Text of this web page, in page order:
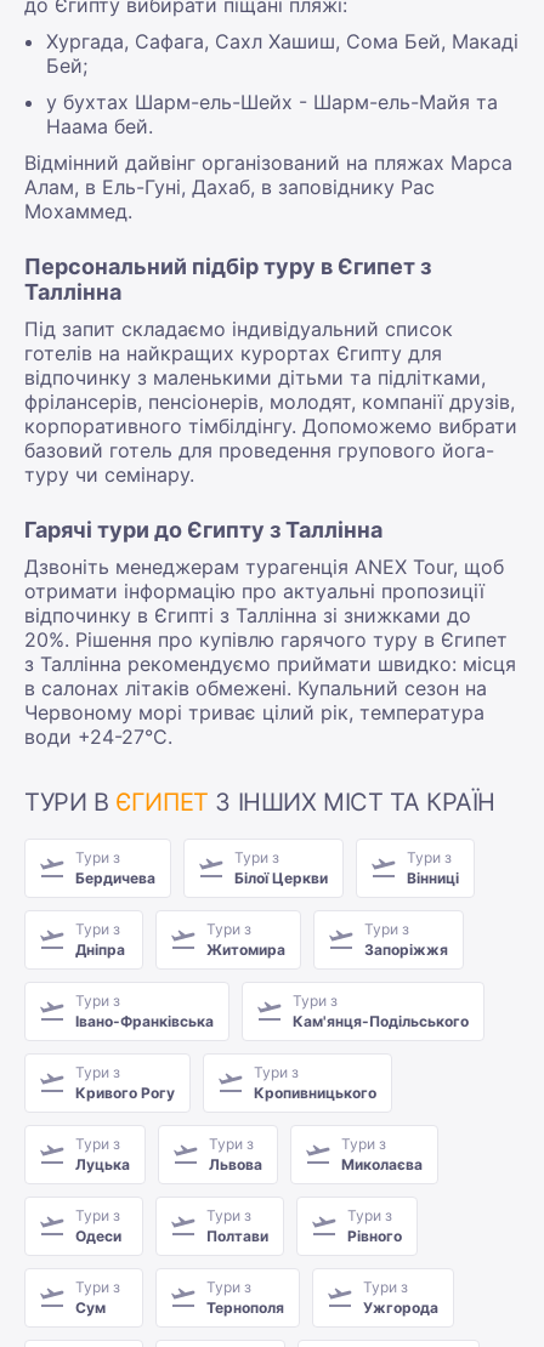
Хургада, Сафага, Сахл Хашиш, Сома Бей, Макаді
Бей;
у бухтах Шарм-ель-Шейх - Шарм-ель-Майя та
Наама бей.
Відмінний дайвінг організований на пляжах Марса
Алам, в Ель-Гуні, Дахаб, в заповіднику Рас
Мохаммед.
Персональний підбір туру в Єгипет з
Таллінна
Під запит складаємо індивідуальний список
готелів на найкращих курортах Єгипту для
відпочинку з маленькими дітьми та підлітками,
фрілансерів, пенсіонерів, молодят, компанії друзів,
корпоративного тімбілдінгу. Допоможемо вибрати
базовий готель для проведення групового йога-
туру чи семінару.
Гарячі тури до Єгипту з Таллінна
Дзвоніть менеджерам турагенція ANEX Tour, щоб
отримати інформацію про актуальні пропозиції
відпочинку в Єгипті з Таллінна зі знижками до
20%. Рішення про купівлю гарячого туру в Єгипет
з Таллінна рекомендуємо приймати швидко: місця
в салонах літаків обмежені. Купальний сезон на
Червоному морі триває цілий рік, температура
води +24-27°С.
ТУРИ В ЄГИПЕТ З ІНШИХ МІСТ ТА КРАЇН
Тури з
Бердичева
Тури з
Білої Церкви
Тури з
Вінниці
Тури з
Дніпра
Тури з
Житомира
Тури з
Запоріжжя
Тури з
Івано-Франківська
Тури з
Кам'янця-Подільського
Тури з
Кривого Рогу
Тури з
Кропивницького
Тури з
Луцька
Тури з
Львова
Тури з
Миколаєва
Тури з
Одеси
Тури з
Полтави
Тури з
Рівного
Тури з
Сум
Тури з
Тернополя
Тури з
Ужгорода